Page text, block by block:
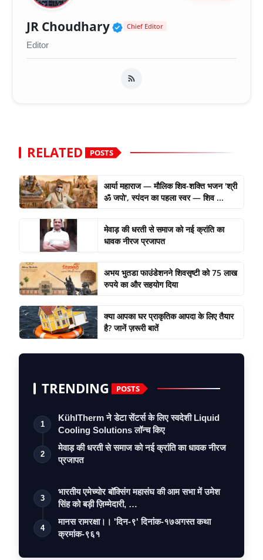
JR Choudhary Verified Public Figure
Chief Editor
Editor
RELATED POSTS
आर्या महाराज — मौलिक शिव-शक्ति भजन 'श्री
ॐ जपो', स्पंदन का पहला स्वर — शिव ...
मेवाड़ की धरती से समाज को नई क्रांति का
धावक नीरज प्रजापत
अभय भुतडा फाउंडेशनने शिवसृष्टी को 75 लाख
रुपये का और सहयोग दिया
क्या आपका घर प्राकृतिक आपदा के लिए तैयार
है? जानें ज़रूरी बातें
TRENDING POSTS
1
KühlTherm ने डेटा सेंटर्स के लिए स्वदेशी Liquid
Cooling Solutions लॉन्च किए
2
मेवाड़ की धरती से समाज को नई क्रांति का धावक नीरज
प्रजापत
3
भारतीय एमेच्योर बॉक्सिंग महासंघ की आम सभा में उमेश
सिंह को बड़ी ज़िम्मेदारी, …
4
मानस रामरक्षा।। 'दिन-९' दिनांक-१७अगस्त कथा
क्रमांक-९६१